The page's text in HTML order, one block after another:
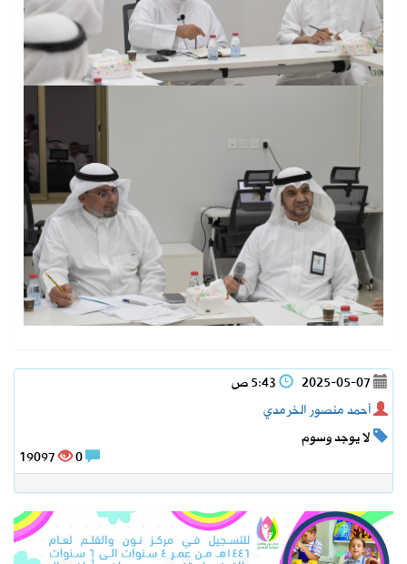
2025-05-07
أحمد منصور الخرمدي
لا يوجد وسوم
19097